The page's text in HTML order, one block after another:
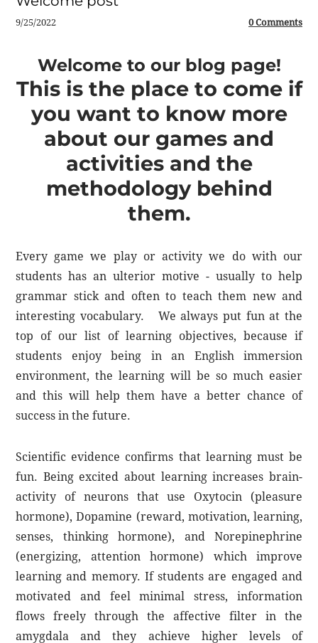
9/25/2022 0 Comments
Welcome to our blog page!
This is the place to come if
you want to know more
about our games and
activities and the
methodology behind
them.
Every game we play or activity we do with our
students has an ulterior motive - usually to help
grammar stick and often to teach them new and
interesting vocabulary. We always put fun at the
top of our list of learning objectives, because if
students enjoy being in an English immersion
environment, the learning will be so much easier
and this will help them have a better chance of
success in the future.
Scientific evidence confirms that learning must be
fun. Being excited about learning increases brain-
activity of neurons that use Oxytocin (pleasure
hormone), Dopamine (reward, motivation, learning,
senses, thinking hormone), and Norepinephrine
(energizing, attention hormone) which improve
learning and memory. If students are engaged and
motivated and feel minimal stress, information
flows freely through the affective filter in the
amygdala and they achieve higher levels of